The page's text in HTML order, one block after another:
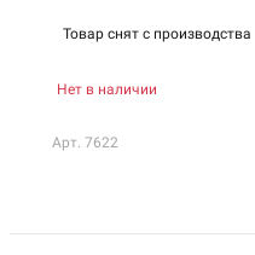
Товар снят с производства
Нет в наличии
Арт. 7622